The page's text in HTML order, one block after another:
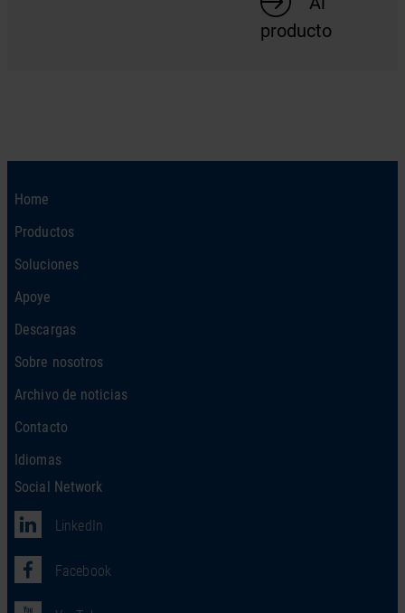
producto
Home
Productos
Soluciones
Apoye
Descargas
Sobre nosotros
Archivo de noticias
Contacto
Idiomas
Social Network
LinkedIn
Facebook